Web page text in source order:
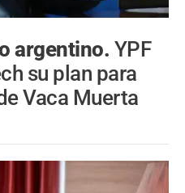
argentino. YPF
su plan para
Vaca Muerta